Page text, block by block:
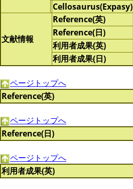
Cellosaurus(Expasy)
文献情報
Reference(英)
Reference(日)
利用者成果(英)
利用者成果(日)
ページトップへ
Reference(英)
ページトップへ
Reference(日)
ページトップへ
利用者成果(英)